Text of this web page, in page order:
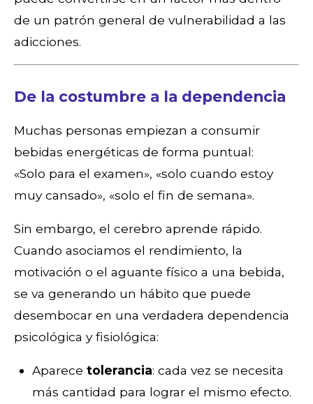
de un patrón general de vulnerabilidad a las
adicciones.
De la costumbre a la dependencia
Muchas personas empiezan a consumir
bebidas energéticas de forma puntual:
«Solo para el examen», «solo cuando estoy
muy cansado», «solo el fin de semana».
Sin embargo, el cerebro aprende rápido.
Cuando asociamos el rendimiento, la
motivación o el aguante físico a una bebida,
se va generando un hábito que puede
desembocar en una verdadera dependencia
psicológica y fisiológica:
Aparece tolerancia: cada vez se necesita
más cantidad para lograr el mismo efecto.